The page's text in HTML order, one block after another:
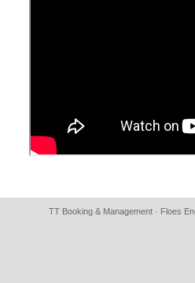
TT Booking & Management · Floes